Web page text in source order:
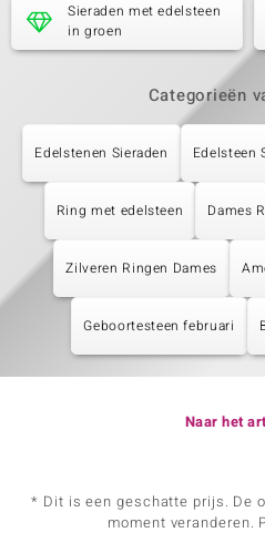
Sieraden met edelsteen
in groen
Categorieën
Edelstenen Sieraden Edelsteen
Ring met edelsteen Dames
Zilveren Ringen Dames
Geboortesteen februari
Naar het
* Dit is een geschatte prijs. De
moment